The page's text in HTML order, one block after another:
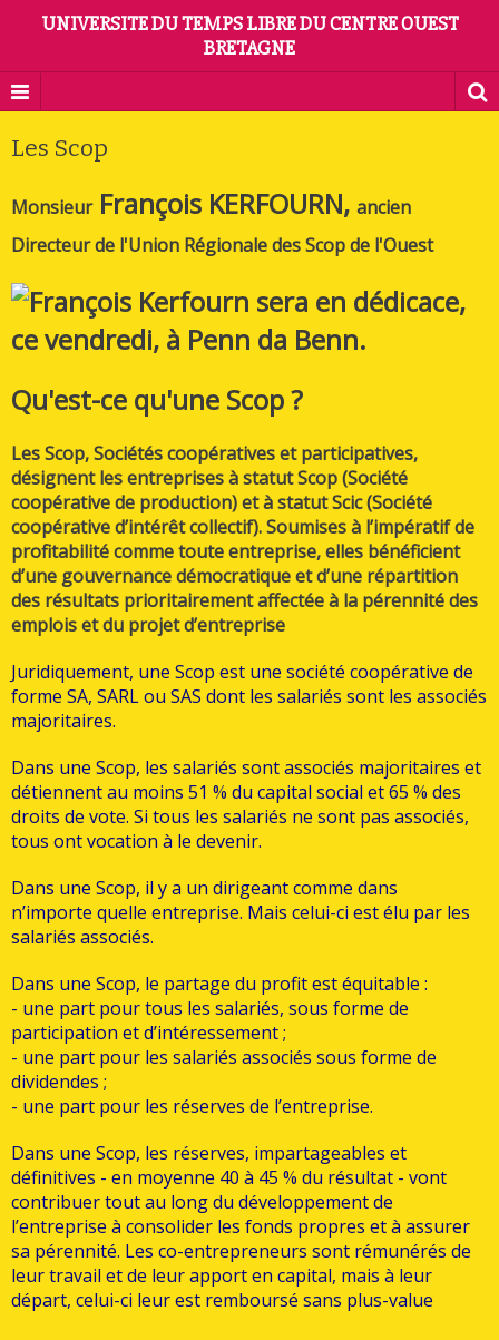
UNIVERSITE DU TEMPS LIBRE DU CENTRE OUEST
BRETAGNE
Les Scop
MonsieurFrançois KERFOURN, ancien
Directeur de l'Union Régionale des Scop de l'Ouest
Qu'est-ce qu'une Scop ?
Les Scop,Sociétés coopératives et participatives,
désignent les entreprises à statut Scop (Société
coopérative de production) et à statut Scic (Société
coopérative d’intérêt collectif). Soumises à l’impératif de
profitabilité comme toute entreprise, elles bénéficient
d’une gouvernance démocratique et d’une répartition
des résultats prioritairement affectée à la pérennité des
emplois et du projet d’entreprise
Juridiquement, une Scop est une société coopérative de
forme SA, SARL ou SAS dont les salariés sont les associés
majoritaires.
Dans une Scop, les salariés sont associés majoritaires et
détiennent au moins 51 % du capital social et 65 % des
droits de vote. Si tous les salariés ne sont pas associés,
tous ont vocation à le devenir.
Dans une Scop, il y a un dirigeant comme dans
n’importe quelle entreprise. Mais celui-ci est élu par les
salariés associés.
Dans une Scop, le partage du profit est équitable :
- une part pour tous les salariés, sous forme de
participation et d’intéressement ;
- une part pour les salariés associés sous forme de
dividendes ;
- une part pour les réserves de l’entreprise.
Dans une Scop, les réserves, impartageables et
définitives - en moyenne 40 à 45 % du résultat - vont
contribuer tout au long du développement de
l’entreprise à consolider les fonds propres et à assurer
sa pérennité. Les co-entrepreneurs sont rémunérés de
leur travail et de leur apport en capital, mais à leur
départ, celui-ci leur est remboursé sans plus-value